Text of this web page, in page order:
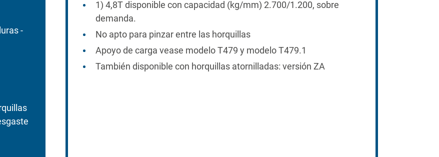
-
1) 4,8T disponible con capacidad (kg/mm) 2.700/1.200, sobre
demanda.
No apto para pinzar entre las horquillas
Apoyo de carga vease modelo T479 y modelo T479.1
También disponible con horquillas atornilladas: versión ZA